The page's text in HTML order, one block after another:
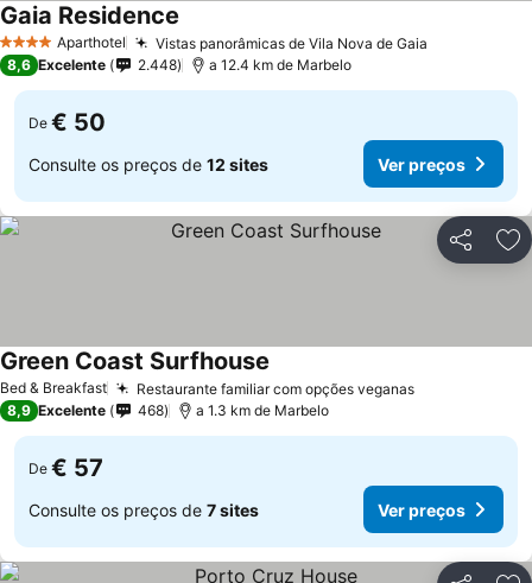
4 EstrelasAparthotel Vistas panorâmicas de Vila Nova de Gaia
Gaia Residence
8,6 Excelente 2.448 a 12.4 km de Marbelo
De € 50
Consulte os preços de 12 sites Ver preços
Partilhar
Bed & Breakfast Restaurante familiar com opções veganas
Green Coast Surfhouse
8,9 Excelente 468 a 1.3 km de Marbelo
De € 57
Consulte os preços de 7 sites Ver preços